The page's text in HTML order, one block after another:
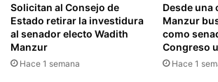
Solicitan al Consejo de
Estado retirar la investidura
al senador electo Wadith
Manzur
Hace 1 semana
Desde una
Manzur
como
Congreso
Hace 1